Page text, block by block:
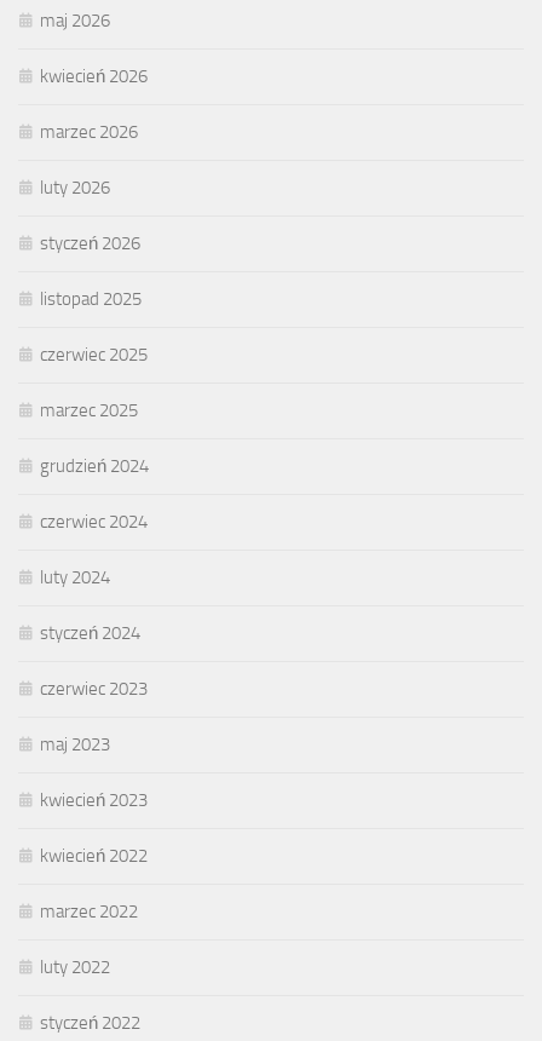
maj 2026
kwiecień 2026
marzec 2026
luty 2026
styczeń 2026
listopad 2025
czerwiec 2025
marzec 2025
grudzień 2024
czerwiec 2024
luty 2024
styczeń 2024
czerwiec 2023
maj 2023
kwiecień 2023
kwiecień 2022
marzec 2022
luty 2022
styczeń 2022